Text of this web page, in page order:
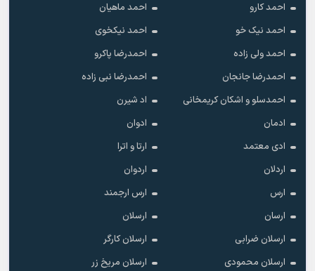
احمد کارو
احمد ماهیان
احمد نیک خو
احمد نیکخوی
احمد ولی زاده
احمدرضا پاکرو
احمدرضا جانجان
احمدرضا نبی زاده
احمدسلو و اشکان کریمخانی
اد شیرن
ادمان
ادوان
ادی معتمد
ارتا و اترا
اردلان
اردوان
ارس
ارس ارجمند
ارسان
ارسلان
ارسلان ضرابی
ارسلان کارگر
ارسلان محمودی
ارسلان مریخ زر